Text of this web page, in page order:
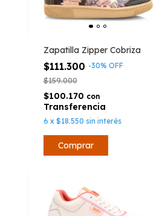
Zapatilla Zipper Cobriza
$111.300 -30% OFF
$159.000
$100.170 con
6 x $18.550 sin interés
Comprar